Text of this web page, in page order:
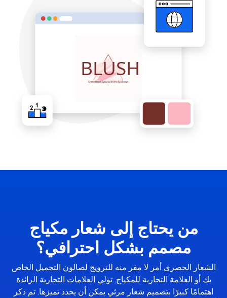
من يحتاج إلى شعار مكياج
مصمم بشكل احترافي؟
الشعار الحصري أمر لا مفر منه للترويج لصالون التجميل الخاص
بك أو العلامة التجارية للمكياج. تولي العلامات التجارية الرائدة
اهتمامًا كبيرًا بتصميم شعار مرئي يمكن أن يحدد تميزها. تم ذكر